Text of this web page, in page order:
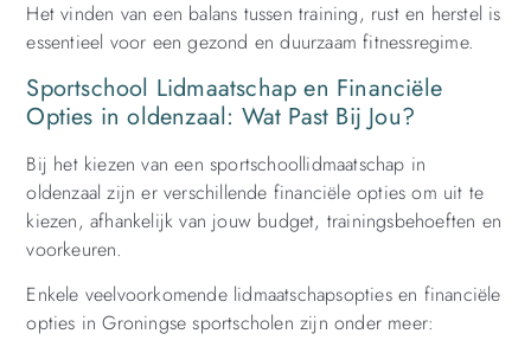
Het vinden van een balans tussen training, rust en herstel is
essentieel voor een gezond en duurzaam fitnessregime.
Sportschool Lidmaatschap en Financiële
Opties in oldenzaal: Wat Past Bij Jou?
Bij het kiezen van een sportschoollidmaatschap in
oldenzaal zijn er verschillende financiële opties om uit te
kiezen, afhankelijk van jouw budget, trainingsbehoeften en
voorkeuren.
Enkele veelvoorkomende lidmaatschapsopties en financiële
opties in Groningse sportscholen zijn onder meer: